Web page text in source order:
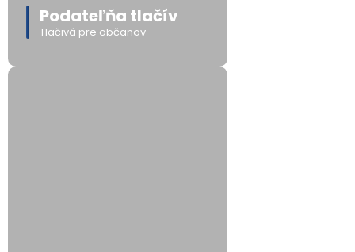
Podateľňa tlačív
Tlačivá pre občanov